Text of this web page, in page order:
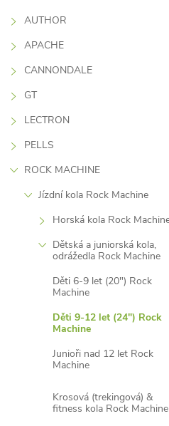
AUTHOR
APACHE
CANNONDALE
GT
LECTRON
PELLS
ROCK MACHINE
Jízdní kola Rock Machine
Horská kola Rock
Dětská a juniorská kola,
odrážedla Rock Machine
Děti 6-9 let (20") Rock
Machine
Děti 9-12 let (24") Rock
Machine
Junioři nad 12 let Rock
Machine
Krosová (trekingová) &
fitness kola Rock Machine